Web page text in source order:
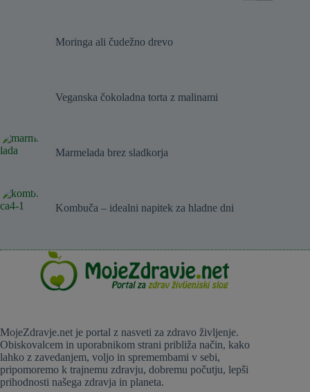
Moringa ali čudežno drevo
Veganska čokoladna torta z malinami
Marmelada brez sladkorja
Kombuča – idealni napitek za hladne dni
MojeZdravje.net je portal z nasveti za zdravo življenje.
Obiskovalcem in uporabnikom strani približa način, kako
lahko z zavedanjem, voljo in spremembami v sebi,
pripomoremo k trajnemu zdravju, dobremu počutju, lepši
prihodnosti našega zdravja in planeta.